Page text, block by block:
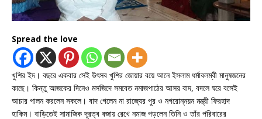
Spread the love
খুশির ইদ। বছরে একবার সেই উৎসব খুশির জোয়ার বয়ে আনে ইসলাম ধর্মাবলম্বী মানুষজনের
কাছে। কিন্তু আজকের দিনেও মসজিদে সমবেত নমাজপাঠের আসর বাদ, বদলে ঘরে বসেই
আচার পালন করলেন সকলে। বাদ গেলেন না রাজ্যের পুর ও নগরোন্নয়ন মন্ত্রী ফিরহাদ
হাকিম। বাড়িতেই সামাজিক দূরত্ব বজায় রেখে নমাজ পড়লেন তিনি ও তাঁর পরিবারের